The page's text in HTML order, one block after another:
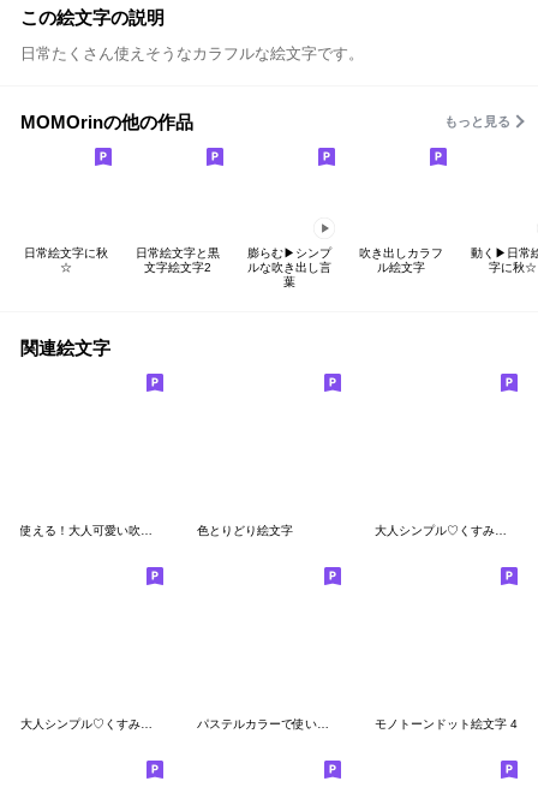
この絵文字の説明
日常たくさん使えそうなカラフルな絵文字です。
MOMOrinの他の作品 もっと見る
日常絵文字に秋
☆
日常絵文字と黒
文字絵文字2
膨らむ▶シンプ
ルな吹き出し言
葉
吹き出しカラフ
ル絵文字
動く▶日常
字に秋☆
関連絵文字
色とりどり絵文字 大人シンプル♡くすみカラー③
大人シンプル♡くすみカラー② パステルカラーで使いやすい絵文字 モノトーンドット絵文字 4